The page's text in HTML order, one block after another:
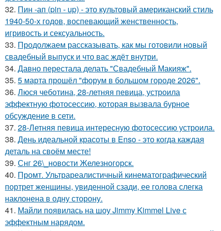
32. Пин -ап (pin - up) - это культовый американский стиль
1940-50-х годов, воспевающий женственность,
игривость и сексуальность.
33. Продолжаем рассказывать, как мы готовили новый
свадебный выпуск и что вас ждёт внутри.
34. Давно перестала делать "Свадебный Макияж".
35. 5 марта прошёл "форум в большом городе 2026".
36. Люся чеботина, 28-летняя певица, устроила
эффектную фотосессию, которая вызвала бурное
обсуждение в сети.
37. 28-Летняя певица интересную фотосессию устроила.
38. День идеальной красоты в Enso - это когда каждая
деталь на своём месте!
39. Снг 26\_новости Железногорск.
40. Промт. Ультрареалистичный кинематографический
портрет женщины, увиденной сзади, ее голова слегка
наклонена в одну сторону.
41. Майли появилась на шоу Jimmy Kimmel Live с
эффектным нарядом.